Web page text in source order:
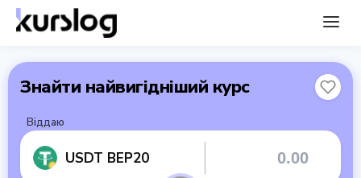
Знайти найвигідніший курс
Віддаю
USDT BEP20